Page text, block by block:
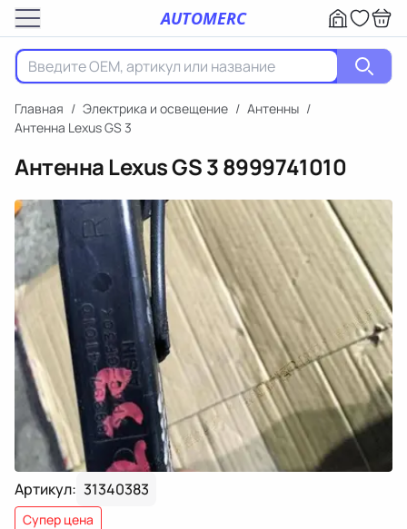
AUTOMERC
Главная / Электрика и освещение / Антенны /
Антенна Lexus GS 3
Антенна Lexus GS 38999741010
Артикул: 31340383
Супер цена